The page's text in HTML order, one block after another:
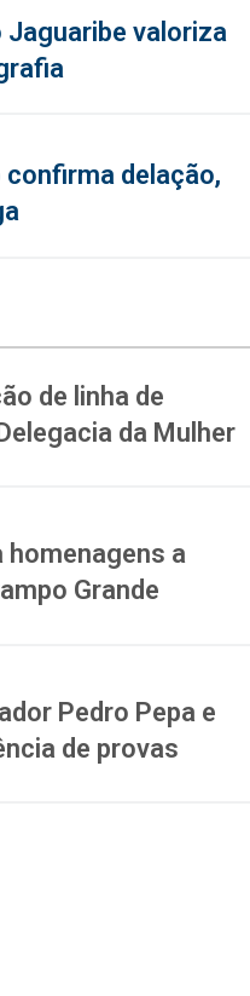
Jaguaribe valoriza
confirma delação,
de linha de
da Mulher
homenagens a
Grande
Pedro Pepa e
de provas